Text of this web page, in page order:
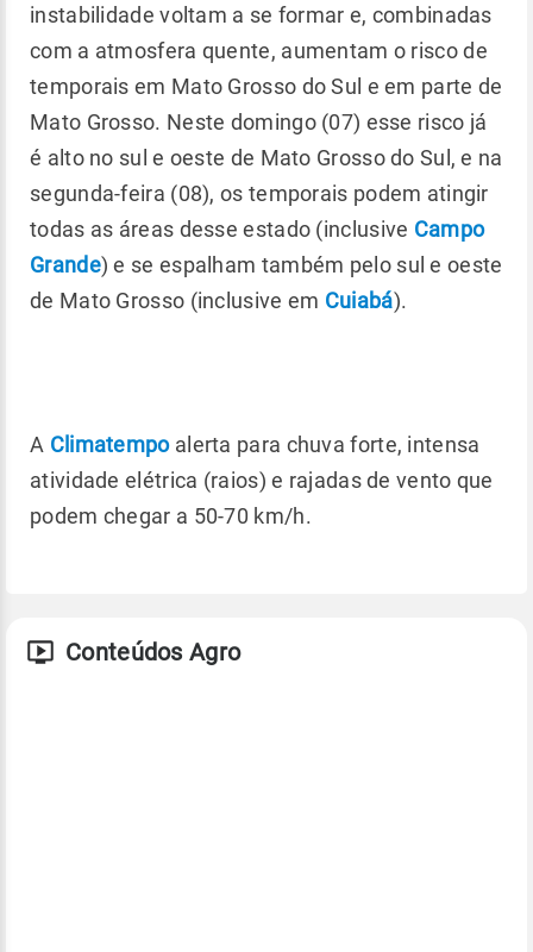
instabilidade voltam a se formar e, combinadas
com a atmosfera quente, aumentam o risco de
temporais em Mato Grosso do Sul e em parte de
Mato Grosso. Neste domingo (07) esse risco já
é alto no sul e oeste de Mato Grosso do Sul, e na
segunda-feira (08), os temporais podem atingir
todas as áreas desse estado (inclusive Campo
Grande) e se espalham também pelo sul e oeste
de Mato Grosso (inclusive em Cuiabá).
A Climatempoalerta para chuva forte, intensa
atividade elétrica (raios) e rajadas de vento que
podem chegar a 50-70 km/h.
Conteúdos Agro